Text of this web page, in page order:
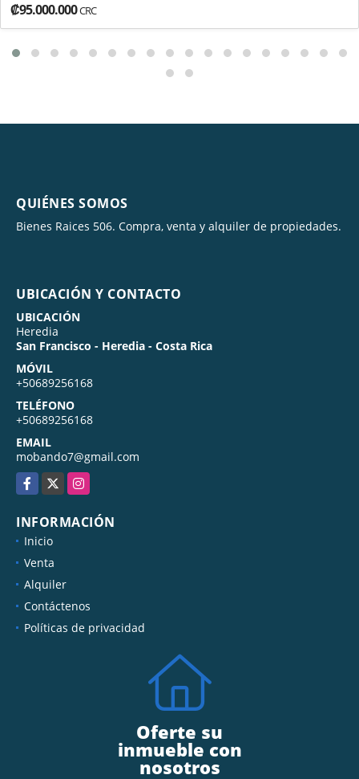
₡95.000.000CRC
QUIÉNES SOMOS
Bienes Raices 506. Compra, venta y alquiler de propiedades.
UBICACIÓN Y CONTACTO
UBICACIÓN
Heredia
San Francisco - Heredia - Costa Rica
MÓVIL
+50689256168
TELÉFONO
+50689256168
EMAIL
mobando7@gmail.com
Facebook
X Instagram
INFORMACIÓN
Inicio
Venta
Alquiler
Contáctenos
Políticas de privacidad
Oferte su
inmueble con
nosotros